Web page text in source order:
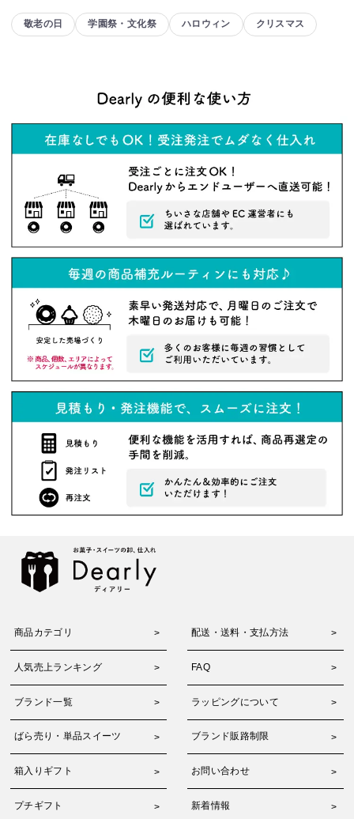
敬老の日 学園祭・文化祭 ハロウィン クリスマス
商品カテゴリ 配送・送料・支払方法
人気売上ランキング FAQ
ブランド一覧 ラッピングについて
ばら売り・単品スイーツ ブランド販路制限
箱入りギフト お問い合わせ
プチギフト 新着情報